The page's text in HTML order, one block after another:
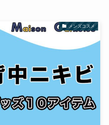
メンズコスメ